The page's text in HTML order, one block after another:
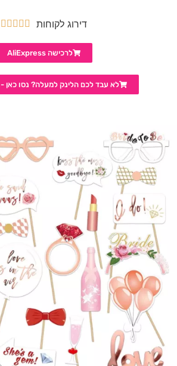
דירוג לקוחות 




לרכישה AliExpress
לא עבד לכם הלינק למעלה? נסו כאן - AliExpress